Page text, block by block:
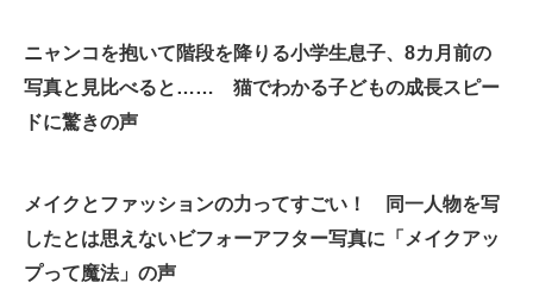
電子設計の基本と応用
エネルギーの専門メディア
ちょっと気になるネットの話題
ニャンコを抱いて階段を降りる小学生息子、8カ月前の
写真と見比べると…… 猫でわかる子どもの成長スピー
ドに驚きの声
メイクとファッションの力ってすごい！ 同一人物を写
したとは思えないビフォーアフター写真に「メイクアッ
プって魔法」の声